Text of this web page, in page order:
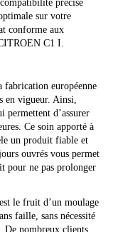
précise
sur votre
conforme aux
C1 I.
fabrication européenne
en vigueur. Ainsi,
permettent d’assurer
Ce soin apporté à
un produit fiable et
ouvrés vous permet
pour ne pas prolonger
est le fruit d’un moulage
faille, sans nécessité
De nombreux clients